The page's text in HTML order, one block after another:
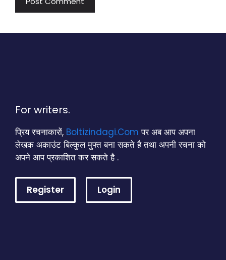
For writers.
प्रिय रचनाकारों, Boltizindagi.Com पर अब आप अपना
लेखक अकाउंट बिल्कुल मुफ्त बना सकते है तथा अपनी रचना को
अपने आप प्रकाशित कर सकते है .
Register Login